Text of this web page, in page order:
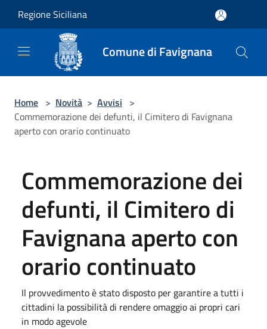
Regione Siciliana
Comune di Favignana
Home > Novità > Avvisi >
Commemorazione dei defunti, il Cimitero di Favignana
aperto con orario continuato
Commemorazione dei
defunti, il Cimitero di
Favignana aperto con
orario continuato
Il provvedimento è stato disposto per garantire a tutti i
cittadini la possibilità di rendere omaggio ai propri cari
in modo agevole